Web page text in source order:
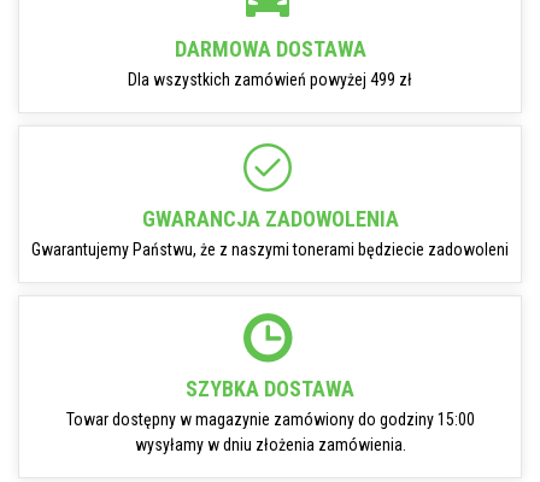
DARMOWA DOSTAWA
Dla wszystkich zamówień powyżej 499 zł
GWARANCJA ZADOWOLENIA
Gwarantujemy Państwu, że z naszymi tonerami będziecie zadowoleni
SZYBKA DOSTAWA
Towar dostępny w magazynie zamówiony do godziny 15:00
wysyłamy w dniu złożenia zamówienia.